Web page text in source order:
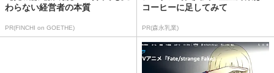
わらない経営者の本質
PR(FINCHI on GOETHE)
コーヒーに足してみて
PR(森永乳業)